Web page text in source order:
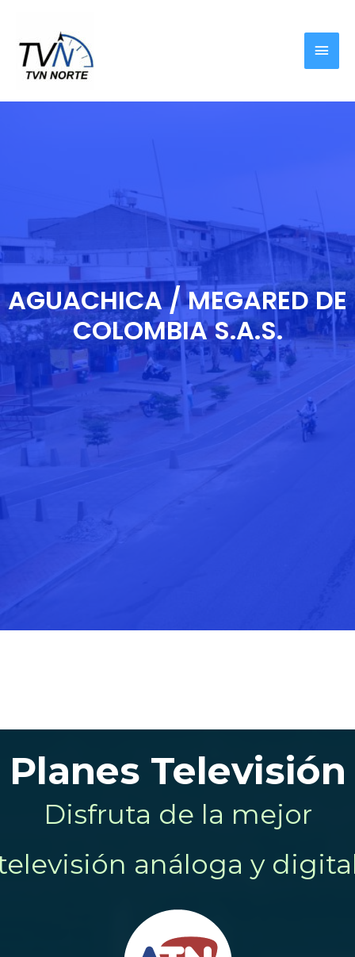
AGUACHICA / MEGARED DE
COLOMBIA S.A.S.
Planes Televisión
Disfruta de la mejor
análoga y